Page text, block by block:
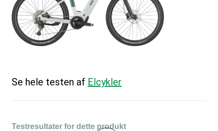
Se hele testen af Elcykler
Testresultater for dette produkt